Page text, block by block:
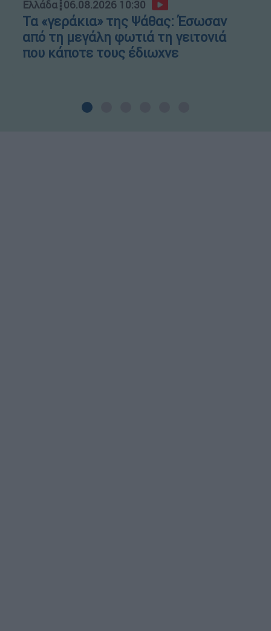
Ελλάδα┋06.08.2026 10:30
Τα «γεράκια» της Ψάθας: Έσωσαν
από τη μεγάλη φωτιά τη γειτονιά
που κάποτε τους έδιωχνε